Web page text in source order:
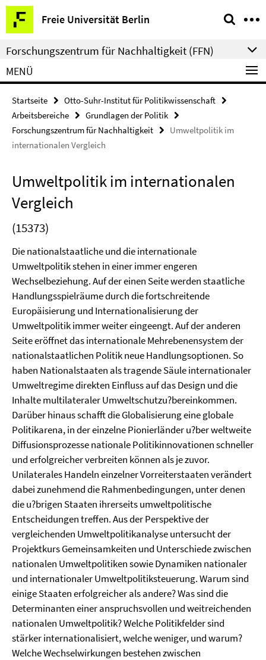
Springe
direkt
zu
Inhalt
Freie Universität Berlin
Service-
Navigation
Forschungszentrum für Nachhaltigkeit (FFN)
MENÜ
Startseite
Otto-Suhr-Institut für Politikwissenschaft
Arbeitsbereiche
Grundlagen der Politik
Forschungszentrum für Nachhaltigkeit
Umweltpolitik im
internationalen Vergleich
Umweltpolitik im internationalen
Vergleich
(15373)
Die nationalstaatliche und die internationale
Umweltpolitik stehen in einer immer engeren
Wechselbeziehung. Auf der einen Seite werden staatliche
Handlungsspielräume durch die fortschreitende
Europäisierung und Internationalisierung der
Umweltpolitik immer weiter eingeengt. Auf der anderen
Seite eröffnet das internationale Mehrebenensystem der
nationalstaatlichen Politik neue Handlungsoptionen. So
haben Nationalstaaten als tragende Säule internationaler
Umweltregime direkten Einfluss auf das Design und die
Inhalte multilateraler Umweltschutzu?bereinkommen.
Darüber hinaus schafft die Globalisierung eine globale
Politikarena, in der einzelne Pionierländer u?ber weltweite
Diffusionsprozesse nationale Politikinnovationen schneller
und erfolgreicher verbreiten können als je zuvor.
Unilaterales Handeln einzelner Vorreiterstaaten verändert
dabei zunehmend die Rahmenbedingungen, unter denen
die u?brigen Staaten ihrerseits umweltpolitische
Entscheidungen treffen. Aus der Perspektive der
vergleichenden Umweltpolitikanalyse untersucht der
Projektkurs Gemeinsamkeiten und Unterschiede zwischen
nationalen Umweltpolitiken sowie Dynamiken nationaler
und internationaler Umweltpolitiksteuerung. Warum sind
einige Staaten erfolgreicher als andere? Was sind die
Determinanten einer anspruchsvollen und weitreichenden
nationalen Umweltpolitik? Welche Politikfelder sind
stärker internationalisiert, welche weniger, und warum?
Welche Wechselwirkungen bestehen zwischen